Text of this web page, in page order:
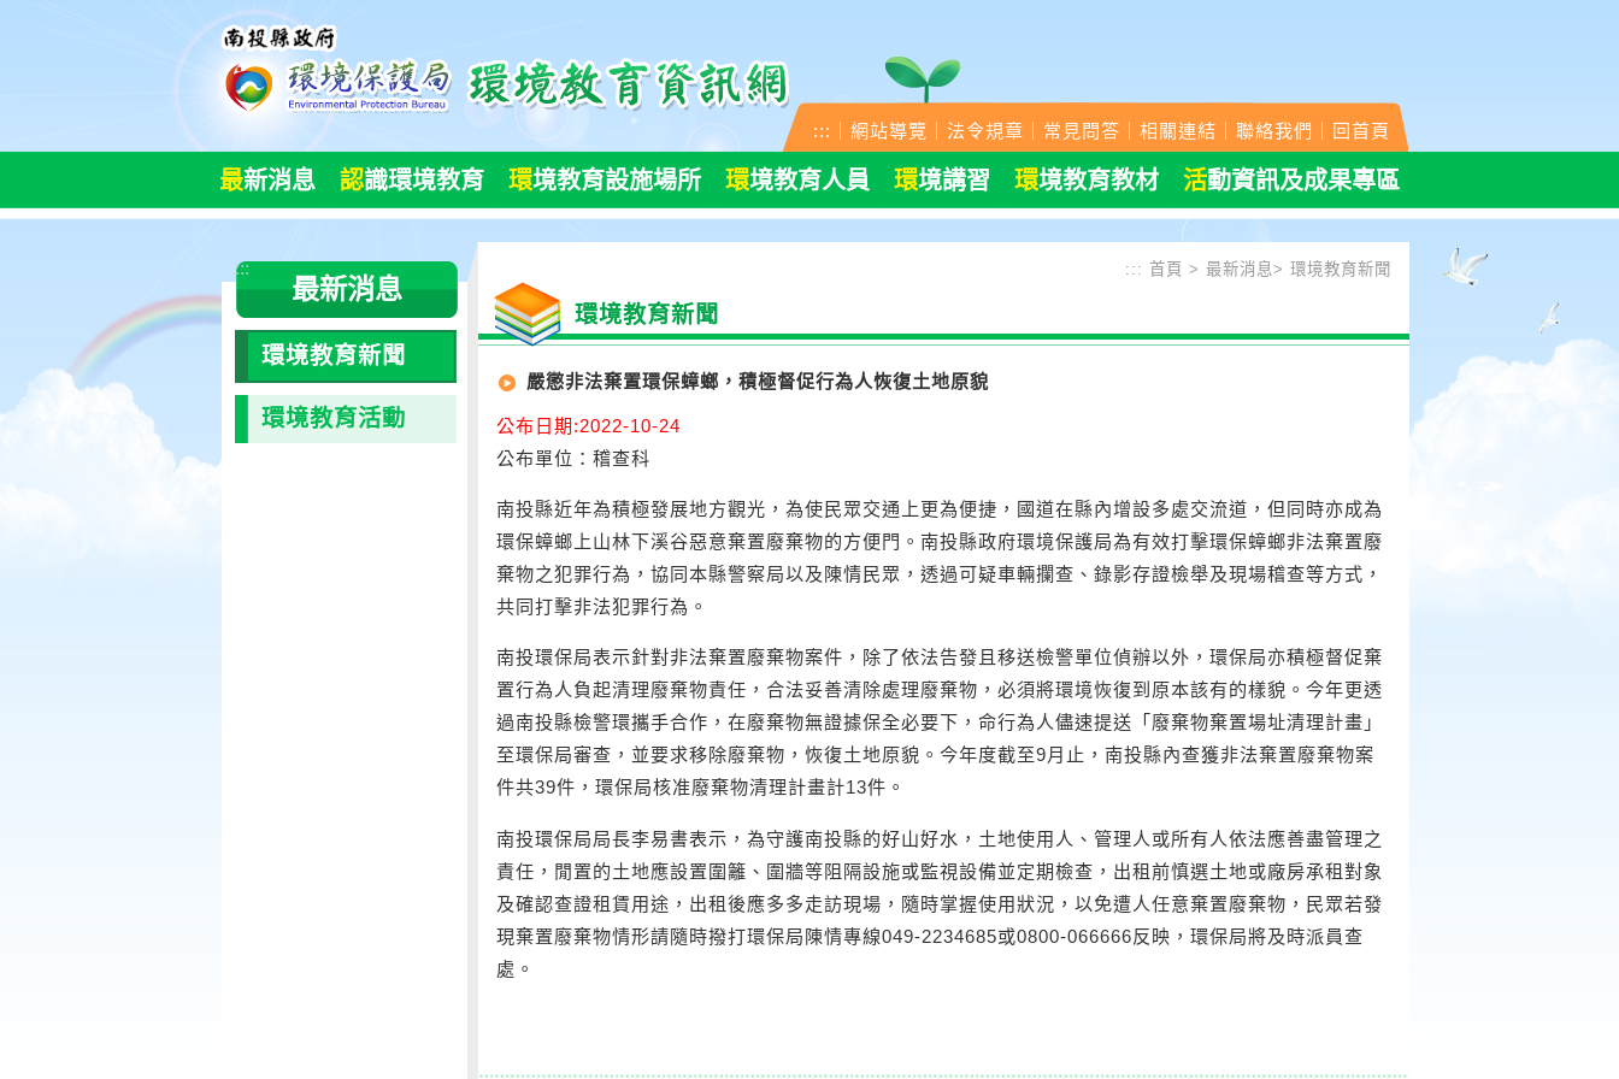
塊
::: 網站導覽 法令規章 常見問答 相關連結 聯絡我們 回首頁
最新消息 認識環境教育 環境教育設施場所 環境教育人員 環境講習 環境教育教材 活動資訊及成果專區
:::
最新消息
環境教育新聞
環境教育活動
::: 首頁 > 最新消息> 環境教育新聞
環境教育新聞
嚴懲非法棄置環保蟑螂，積極督促行為人恢復土地原貌
公布日期:2022-10-24
公布單位 ：稽查科
​南投縣近年為積極發展地方觀光，為使民眾交通上更為便捷，國道在縣內增設多處交流道，但同時亦成為
環保蟑螂上山林下溪谷惡意棄置廢棄物的方便門。南投縣政府環境保護局為有效打擊環保蟑螂非法棄置廢
棄物之犯罪行為，協同本縣警察局以及陳情民眾，透過可疑車輛攔查、錄影存證檢舉及現場稽查等方式，
共同打擊非法犯罪行為。
南投環保局表示針對非法棄置廢棄物案件，除了依法告發且移送檢警單位偵辦以外，環保局亦積極督促棄
置行為人負起清理廢棄物責任，合法妥善清除處理廢棄物，必須將環境恢復到原本該有的樣貌。今年更透
過南投縣檢警環攜手合作，在廢棄物無證據保全必要下，命行為人儘速提送「廢棄物棄置場址清理計畫」
至環保局審查，並要求移除廢棄物，恢復土地原貌。今年度截至9月止，南投縣內查獲非法棄置廢棄物案
件共39件，環保局核准廢棄物清理計畫計13件。
南投環保局局長李易書表示，為守護南投縣的好山好水，土地使用人、管理人或所有人依法應善盡管理之
責任，閒置的土地應設置圍籬、圍牆等阻隔設施或監視設備並定期檢查，出租前慎選土地或廠房承租對象
及確認查證租賃用途，出租後應多多走訪現場，隨時掌握使用狀況，以免遭人任意棄置廢棄物，民眾若發
現棄置廢棄物情形請隨時撥打環保局陳情專線049-2234685或0800-066666反映，環保局將及時派員查
處。